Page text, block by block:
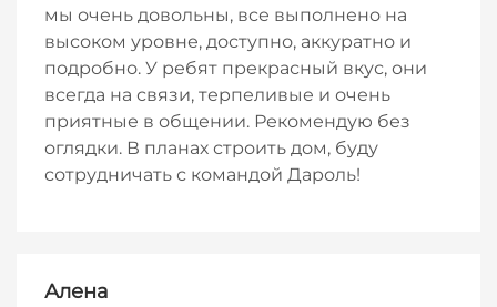
мы очень довольны, все выполнено на
высоком уровне, доступно, аккуратно и
подробно. У ребят прекрасный вкус, они
всегда на связи, терпеливые и очень
приятные в общении. Рекомендую без
оглядки. В планах строить дом, буду
сотрудничать с командой Дароль!
Алена